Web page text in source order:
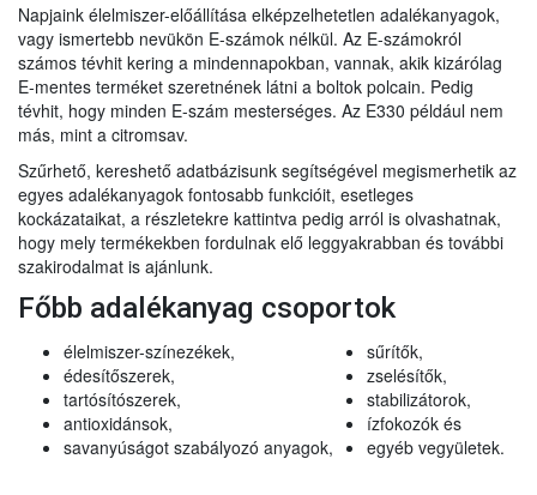
Napjaink élelmiszer-előállítása elképzelhetetlen adalékanyagok,
vagy ismertebb nevükön E-számok nélkül. Az E-számokról
számos tévhit kering a mindennapokban, vannak, akik kizárólag
E-mentes terméket szeretnének látni a boltok polcain. Pedig
tévhit, hogy minden E-szám mesterséges. Az E330 például nem
más, mint a citromsav.
Szűrhető, kereshető adatbázisunk segítségével megismerhetik az
egyes adalékanyagok fontosabb funkcióit, esetleges
kockázataikat, a részletekre kattintva pedig arról is olvashatnak,
hogy mely termékekben fordulnak elő leggyakrabban és további
szakirodalmat is ajánlunk.
Főbb adalékanyag csoportok
élelmiszer-színezékek,
édesítőszerek,
tartósítószerek,
antioxidánsok,
savanyúságot szabályozó anyagok,
sűrítők,
zselésítők,
stabilizátorok,
ízfokozók és
egyéb vegyületek.